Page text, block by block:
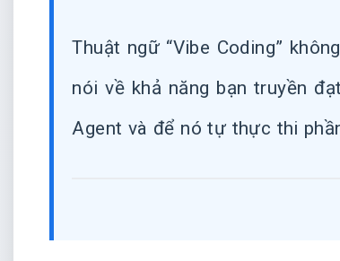
Thuật ngữ “Vibe Coding”
nói về khả năng bạn truyền đạt
Agent và để nó tự thực thi